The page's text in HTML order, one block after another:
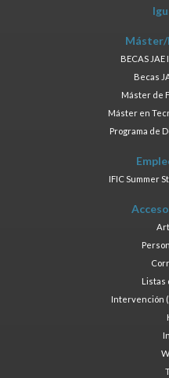
BECAS JAE
Becas
Máster de
Máster en
Programa de
IFIC Summer
Listas
Intervención